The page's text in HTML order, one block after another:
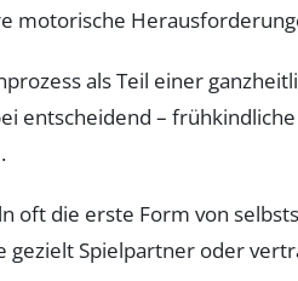
motorische
als Teil einer
entscheidend –
oft die erste Form von
gezielt Spielpartner oder